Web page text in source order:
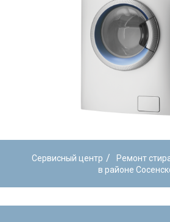
Сервисный центр / Ремонт
в районе